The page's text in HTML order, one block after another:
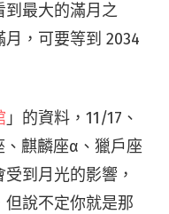
到最大的滿月之
，可要等到 2034
」的資料，11/17、
、麒麟座α、獵戶座
到月光的影響，
說不定你就是那